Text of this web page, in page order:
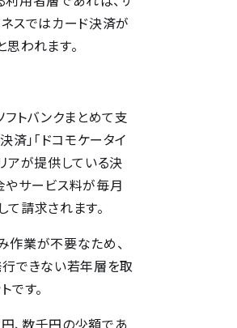
スではカード決済が
われます。
フトバンクまとめて支
済」「ドコモケータイ
アが提供している決
やサービス料が毎月
請求されます。
作業が不要なため、
行できない若年層を取
です。